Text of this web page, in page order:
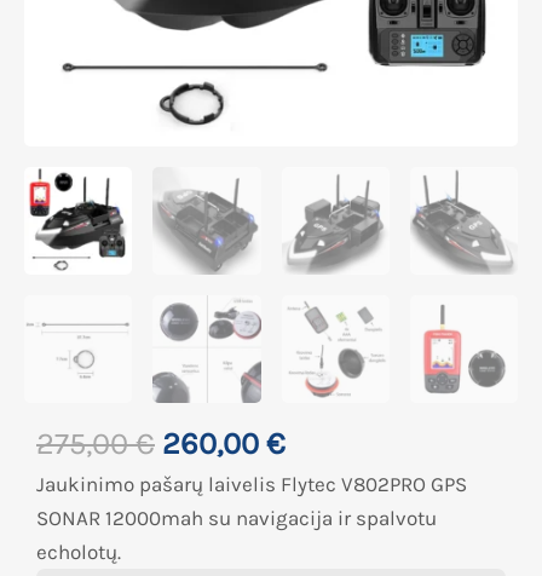
275,00€ 260,00 €
Jaukinimo pašarų laivelis Flytec V802PRO GPS
SONAR 12000mah su navigacija ir spalvotu
echolotų.